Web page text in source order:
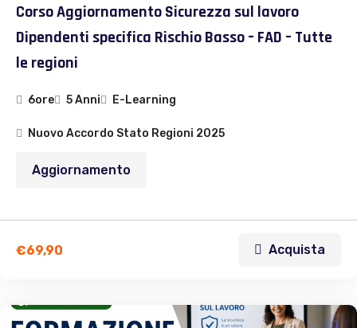
Corso Aggiornamento Sicurezza sul lavoro
Dipendenti specifica Rischio Basso – FAD – Tutte
le regioni
6ore 5 Anni E-Learning
Nuovo Accordo Stato Regioni 2025
Aggiornamento
€69,90 Acquista